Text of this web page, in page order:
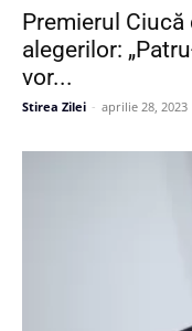
Premierul
alegerilor:
vor...
Stirea Zilei - aprilie 28, 2023